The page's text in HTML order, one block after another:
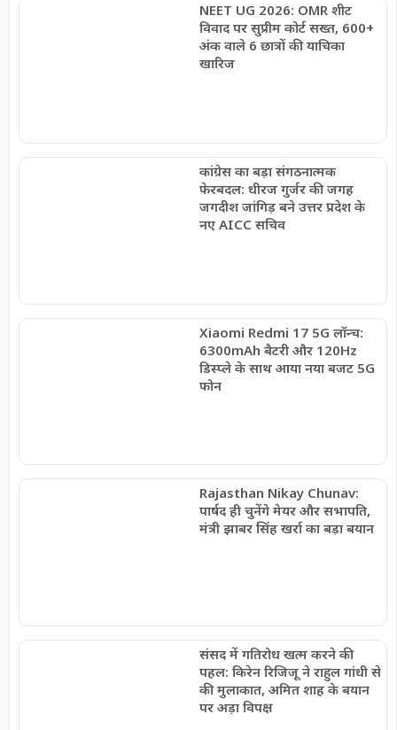
NEET UG 2026: OMR शीट
विवाद पर सुप्रीम कोर्ट सख्त, 600+
अंक वाले 6 छात्रों की याचिका
खारिज
कांग्रेस का बड़ा संगठनात्मक
फेरबदल: धीरज गुर्जर की जगह
जगदीश जांगिड़ बने उत्तर प्रदेश के
नए AICC सचिव
Xiaomi Redmi 17 5G लॉन्च:
6300mAh बैटरी और 120Hz
डिस्प्ले के साथ आया नया बजट 5G
फोन
Rajasthan Nikay Chunav:
पार्षद ही चुनेंगे मेयर और सभापति,
मंत्री झाबर सिंह खर्रा का बड़ा बयान
संसद में गतिरोध खत्म करने की
पहल: किरेन रिजिजू ने राहुल गांधी से
की मुलाकात, अमित शाह के बयान
पर अड़ा विपक्ष